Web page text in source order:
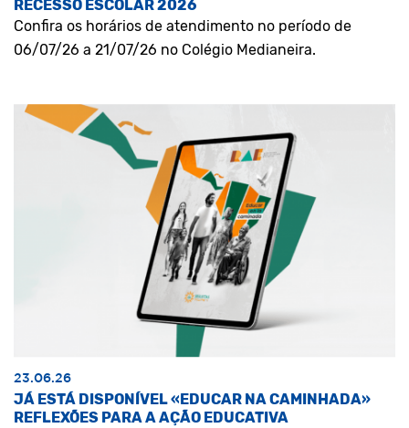
RECESSO ESCOLAR 2026
Confira os horários de atendimento no período de
06/07/26 a 21/07/26 no Colégio Medianeira.
23.06.26
JÁ ESTÁ DISPONÍVEL «EDUCAR NA CAMINHADA»
REFLEXÕES PARA A AÇÃO EDUCATIVA